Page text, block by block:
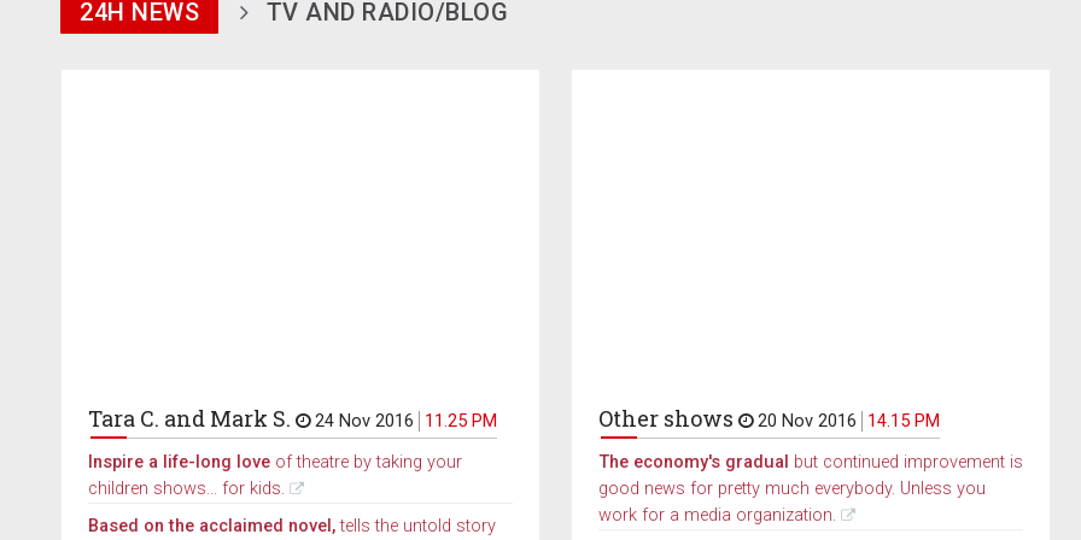
24H NEWS TV AND RADIO/BLOG
Tara C. and Mark S. 24 Nov 2016
11.25 PM
Inspire a life-long love of theatre by taking your
children shows... for kids.
Based on the acclaimed novel,tells the untold story
Other shows 20 Nov 2016
14.15 PM
The economy's gradual but continued improvement is
good news for pretty much everybody. Unless you
work for a media organization.